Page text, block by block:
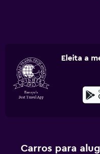
Eleita a
Carros para